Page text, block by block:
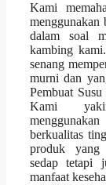
Kami
menggunakan
dalam soal
kambing
senang
murni dan
Pembuat
Kami
berkualitas
produk yang
sedap tetapi
manfaat